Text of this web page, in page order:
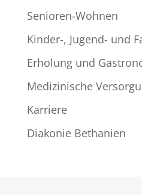
Senioren-Wohnen
Kinder-, Jugend- und
Erholung und
Medizinische
Karriere
Diakonie Bethanien